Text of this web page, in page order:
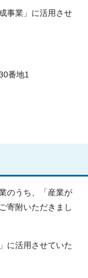
事業」に活用させ
番地1
のうち、「産業が
寄附いただきまし
に活用させていた